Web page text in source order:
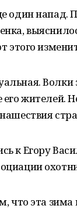
напад.
этого
Волки
жителей.
к Егору
что эта